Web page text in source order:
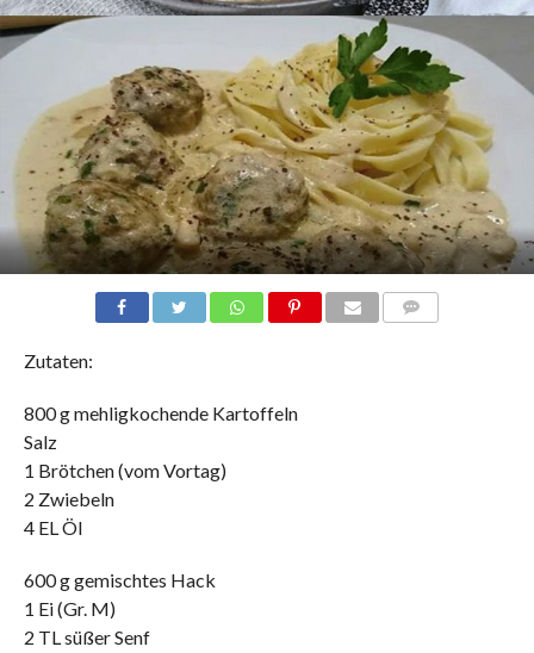
Zutaten:
800 g mehligkochende Kartoffeln
Salz
1 Brötchen (vom Vortag)
2 Zwiebeln
4 EL Öl
600 g gemischtes Hack
1 Ei (Gr. M)
2 TL süßer Senf